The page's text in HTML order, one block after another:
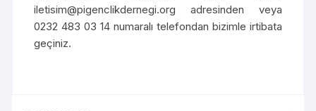
iletisim@pigenclikdernegi.org adresinden veya
0232 483 03 14 numaralı telefondan bizimle irtibata
geçiniz.